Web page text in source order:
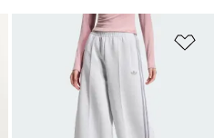
Aggiungi alla lista dei desideri